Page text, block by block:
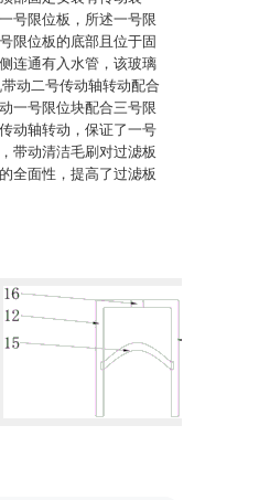
号限位板，所述一号限
限位板的底部且位于固
连通有入水管，该玻璃
动二号传动轴转动配合
一号限位块配合三号限
动轴转动，保证了一号
带动清洁毛刷对过滤板
全面性，提高了过滤板